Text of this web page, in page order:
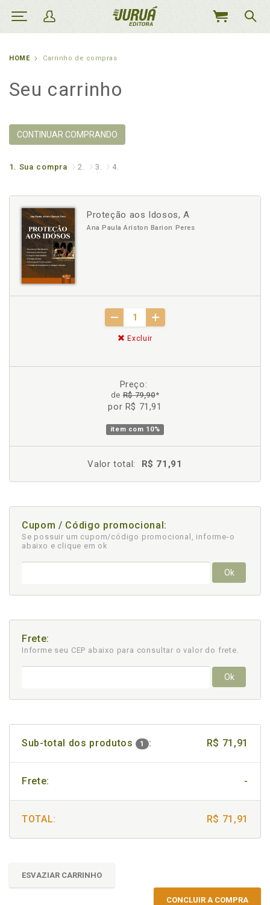
MEU
HOME Carrinho de compras
Seu carrinho
CONTINUAR COMPRANDO
1. Sua compra 2. 3. 4.
Proteção aos Idosos, A
Ana Paula Ariston Barion Peres
Excluir
Preço:
deR$ 79,90*
por R$ 71,91
item com 10%
Valor total: R$ 71,91
Cupom / Código promocional:
Se possuir um cupom/código promocional, informe-o
abaixo e clique em ok
Ok
Frete:
Informe seu CEP abaixo para consultar o valor do frete.
Ok
Sub-total dos produtos 1 : R$ 71,91
Frete: -
TOTAL: R$ 71,91
ESVAZIAR CARRINHO
CONCLUIR A COMPRA